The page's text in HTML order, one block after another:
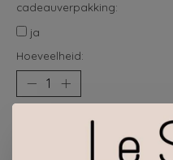
cadeauverpakking:
ja
Hoeveelheid:
Toevoegen